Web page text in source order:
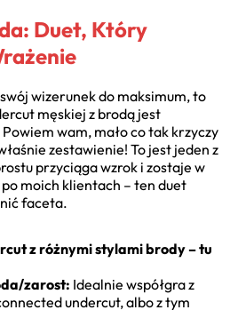
Duet, Który
wizerunek do maksimum, to
męskiej z brodą jest
wam, mało co tak krzyczy
zestawienie! To jest jeden z
przyciąga wzrok i zostaje w
moich klientach – ten duet
faceta.
z różnymi stylami brody – tu
zarost: Idealnie współgra z
undercut, albo z tym